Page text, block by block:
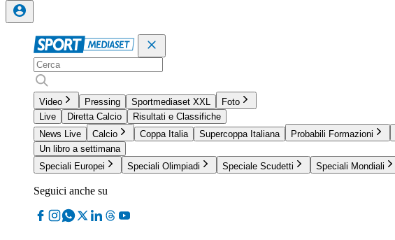
Video Pressing Sportmediaset XXL
Foto
Live
Diretta Calcio
Risultati e Classifiche
News Live
Calcio Coppa Italia Supercoppa Italiana Probabili Formazioni
Un libro a settimana
Speciali Europei
Speciali Olimpiadi Speciale Scudetti Speciali Mondiali
Seguici anche su